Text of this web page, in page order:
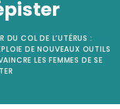
DU COL DE L’UTÉRUS :
DE NOUVEAUX OUTILS
LES FEMMES DE SE